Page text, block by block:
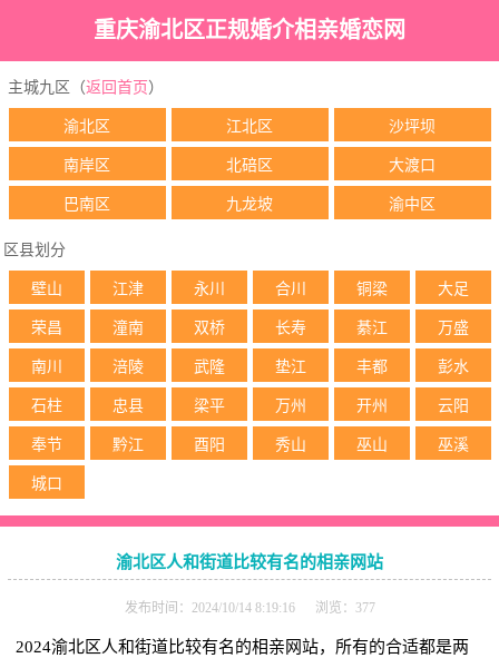
重庆渝北区正规婚介相亲婚恋网
主城九区（返回首页 ）
渝北区 江北区 沙坪坝
南岸区 北碚区 大渡口
巴南区 九龙坡 渝中区
区县划分
壁山 江津 永川 合川 铜梁 大足
荣昌 潼南 双桥 长寿 綦江 万盛
南川 涪陵 武隆 垫江 丰都 彭水
石柱 忠县 梁平 万州 开州 云阳
奉节 黔江 酉阳 秀山 巫山 巫溪
城口
渝北区人和街道比较有名的相亲网站
发布时间：2024/10/14 8:19:16 浏览：377
2024渝北区人和街道比较有名的相亲网站，所有的合适都是两